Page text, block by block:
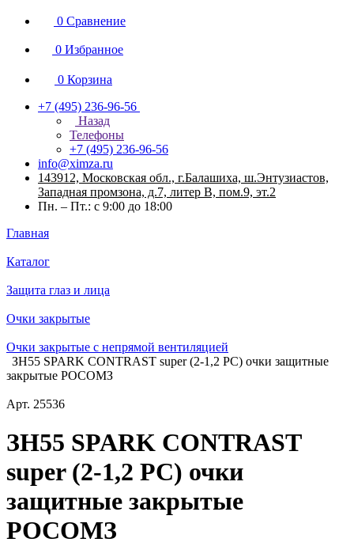
0 Сравнение
0 Избранное
0 Корзина
+7 (495) 236-96-56
Назад
Телефоны
+7 (495) 236-96-56
info@ximza.ru
143912, Московская обл., г.Балашиха, ш.Энтузиастов,
Западная промзона, д.7, литер В, пом.9, эт.2
Пн. – Пт.: с 9:00 до 18:00
Главная
Каталог
Защита глаз и лица
Очки закрытые
Очки закрытые с непрямой вентиляцией
ЗН55 SPARK CONTRAST super (2-1,2 PC) очки защитные
закрытые РОСОМЗ
Арт. 25536
ЗН55 SPARK CONTRAST
super (2-1,2 PC) очки
защитные закрытые
РОСОМЗ